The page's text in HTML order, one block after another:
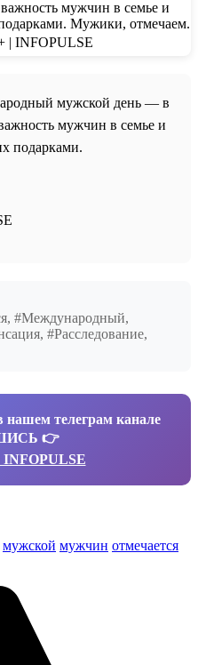
мужской день — в
мужчин в семье и
подарками.
#Международный,
#Расследование,
телеграм канале
👉
INFOPULSE
мужской мужчин отмечается